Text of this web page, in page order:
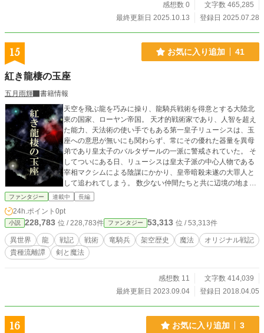
感想数 0
文字数 465,285
最終更新日 2025.10.13
登録日 2025.07.28
15 お気に入り追加 41
紅き龍棲の玉座
五月雨輝
書籍情報
天空を飛ぶ龍を巧みに操り、龍騎兵戦術を得意とする大陸北
東の国家、ローヤン帝国。 天才的戦術家であり、人智を超え
た能力、天法術の使い手でもある第一皇子リューシスは、玉
座への意思が無いにも関わらず、常にその優れた器量を異母
弟であり皇太子のバルタザールの一派に警戒されていた。 そ
してついにある日、リューシスは皇太子派の中心人物である
宰相マクシムによる陰謀にかかり、皇帝暗殺未遂の大罪人と
して追われてしまう。 数少ない仲間たちと共に辺境の地まで
逃亡するリューシスを、マクシムら皇太子派は執拗に追い続
て、帝国を狙う数々の敵が現れる。 強大な隣国の侵攻、かつ
て大陸を統治していた国の末裔の決起、政治に不満を持つ民
衆の蜂起、そしてリューシスを憎悪し、帝国そのものを破壊
しようとする謎の天法士の暗躍。 皇子から大罪人へと転落し
たリューシスは、数々の難敵に対処しながら、自らを陥れた
タイトルは紅き(あかき)龍棲(りゅうせい)の玉座、と読みま
ファンタジー 連載中 長編
24h.ポイント 0pt
小説 228,783 位 / 228,783件 ファンタジー 53,313 位 / 53,313件
異世界 龍 戦記 戦術 竜騎兵 架空歴史 魔法
オリジナル戦記
貴種流離譚
剣と魔法
感想数 11
文字数 414,039
最終更新日 2023.09.04
登録日 2018.04.05
16 お気に入り追加 3